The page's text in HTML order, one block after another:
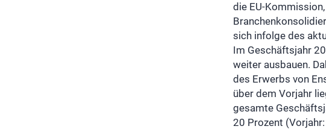
die EU-
sich infolge des
Im Geschäftsjahr
weiter ausbauen.
des Erwerbs von
über dem Vorjahr
gesamte
20 Prozent